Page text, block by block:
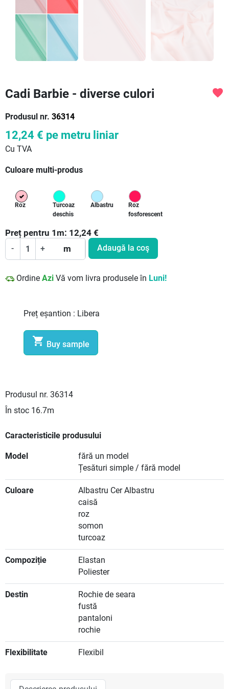
Cadi Barbie - diverse culori
Produsul nr. 36314
favorite
12,24 € pe metru liniar
Cu TVA
Culoare multi-produs
Roz
Turcoaz
deschis
Albastru
Roz
fosforescent
Preț pentru 1 m: 12,24 €
- + m Adaugă la coş
Ordine Azi Vă vom livra produsele în Luni!
Preț eșantion : Libera
 Buy sample
Produsul nr. 36314
În stoc 16.7m
Caracteristicile produsului
Model
fără un model
Țesături simple / fără model
Culoare
Albastru Cer Albastru
caisă
roz
somon
turcoaz
Compoziție
Elastan
Poliester
Destin
Rochie de seara
fustă
pantaloni
rochie
Flexibilitate Flexibil